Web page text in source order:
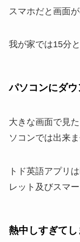
スマホだと画面
我が家では15分
パソコンにダ
大きな画面で見
ソコンでは出来ま
トド英語アプリ
レット及びスマ
熱中しすぎて